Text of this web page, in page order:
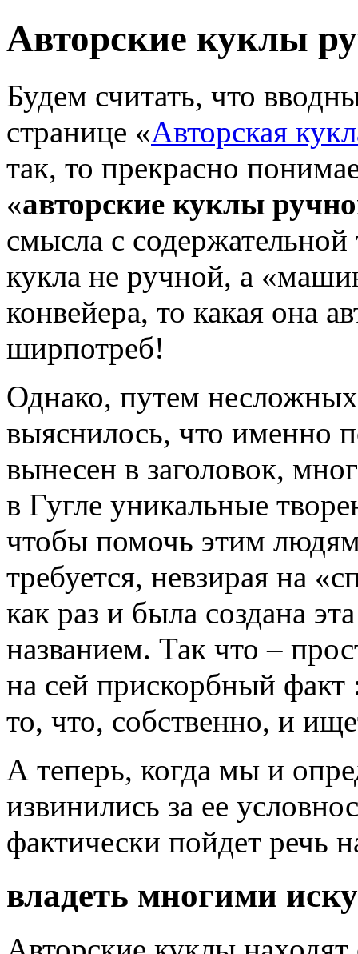
Авторские куклы
Будем считать, что
странице «Авторская
так, то прекрасно
«авторские куклы
смысла с
кукла не ручной, а
конвейера, то какая она
ширпотреб!
Однако, путем
выяснилось, что именно
вынесен в заголовок,
в Гугле уникальные
чтобы помочь этим
требуется, невзирая на
как раз и была создана
названием. Так что –
на сей прискорбный факт
то, что, собственно, и
А теперь, когда мы и
извинились за ее
фактически пойдет речь
владеть многими